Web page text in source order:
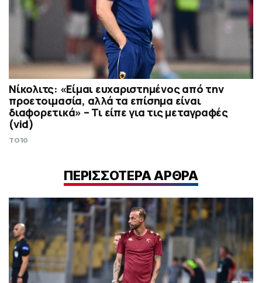
Νίκολιτς: «Είμαι ευχαριστημένος από την
προετοιμασία, αλλά τα επίσημα είναι
διαφορετικά» – Τι είπε για τις μεταγραφές
(vid)
TO10
ΠΕΡΙΣΣΟΤΕΡΑ ΑΡΘΡΑ